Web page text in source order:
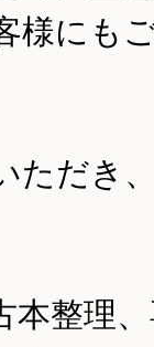
様にも
ただき
本整理